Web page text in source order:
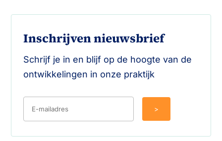
Inschrijven nieuwsbrief
Schrijf je in en blijf op de hoogte van de
ontwikkelingen in onze praktijk